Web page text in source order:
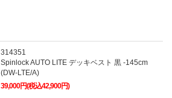
314351
Spinlock AUTO LITE デッキベスト 黒 -145cm
(DW-LTE/A)
39,000円(税込42,900円)